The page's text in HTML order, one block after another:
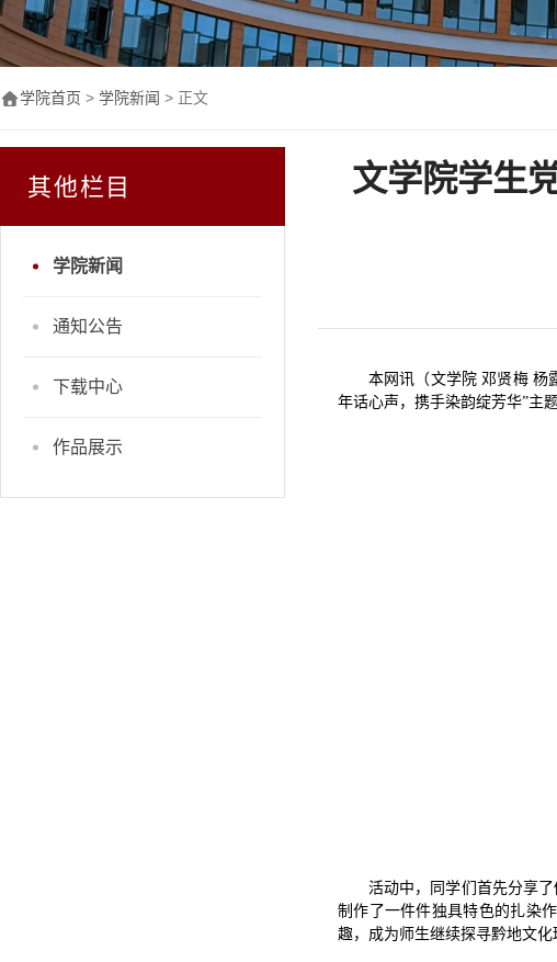
学院首页 > 学院新闻 > 正文
其他栏目
学院新闻
通知公告
下载中心
作品展示
文学院学生
本网讯（文学院 邓贤梅 杨
年话心声，携手染韵绽芳华”主题
活动中，同学们首先分享
制作了一件件独具特色的扎染
趣，成为师生继续探寻黔地文化